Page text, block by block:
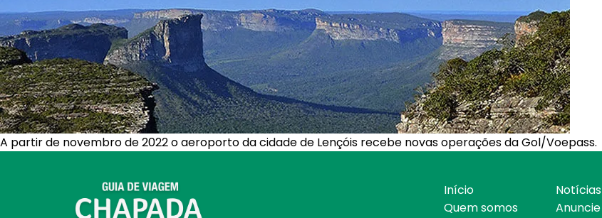
A partir de novembro de 2022 o aeroporto da cidade de Lençóis recebe novas operações da Gol/Voepass.
Início
Quem somos
Notícias
Anuncie